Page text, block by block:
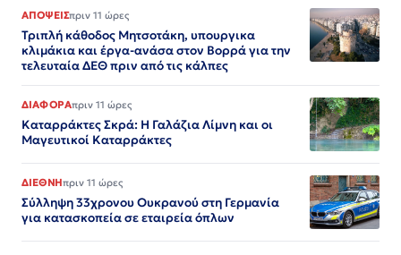
ΑΠΟΨΕΙΣπριν 11 ώρες
Τριπλή κάθοδος Μητσοτάκη, υπουργικα
κλιμάκια και έργα-ανάσα στον Βορρά για την
τελευταία ΔΕΘ πριν από τις κάλπες
ΔΙΑΦΟΡΑπριν 11 ώρες
Καταρράκτες Σκρά: Η Γαλάζια Λίμνη και οι
Μαγευτικοί Καταρράκτες
ΔΙΕΘΝΗπριν 11 ώρες
Σύλληψη 33χρονου Ουκρανού στη Γερμανία
για κατασκοπεία σε εταιρεία όπλων